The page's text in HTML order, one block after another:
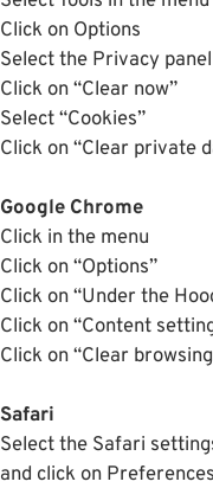
Click on Options
Select the Privacy panel
Click on “Clear now”
Select “Cookies”
Click on “Clear private
Google Chrome
Click in the menu
Click on “Options”
Click on “Under the
Click on “Content
Click on “Clear
Safari
Select the Safari
and click on Preferences